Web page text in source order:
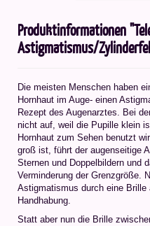
Produktinformationen
Astigmatismus/
Die meisten Menschen haben
Hornhaut im Auge- einen
Rezept des Augenarztes. Bei
nicht auf, weil die Pupille klein
Hornhaut zum Sehen benutzt
groß ist, führt der augenseitige
Sternen und Doppelbildern und
Verminderung der Grenzgröße.
Astigmatismus durch eine
Handhabung.
Statt aber nun die Brille